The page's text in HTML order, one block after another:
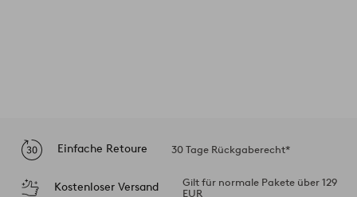
Einfache Retoure 30 Tage Rückgaberecht*
Kostenloser Versand
Gilt für normale Pakete über 129
EUR